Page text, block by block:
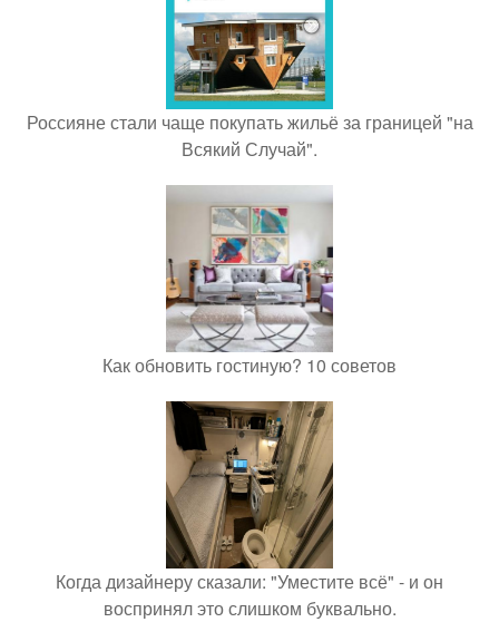
Россияне стали чаще покупать жильё за границей "на
Всякий Случай".
Как обновить гостиную? 10 советов
Когда дизайнеру сказали: "Уместите всё" - и он
воспринял это слишком буквально.